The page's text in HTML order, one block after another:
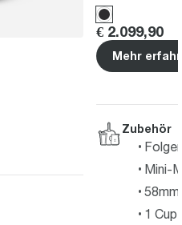
Price:
€ 2.099,90
Mehr
Zubehör
Mini-
1 Cup